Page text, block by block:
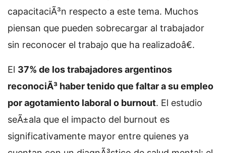
capacitaciÃ³n respecto a este tema. Muchos
piensan que pueden sobrecargar al trabajador
sin reconocer el trabajo que ha realizadoâ€.
El 37% de los trabajadores argentinos
reconociÃ³ haber tenido que faltar a su empleo
por agotamiento laboral o burnout. El estudio
seÃ±ala que el impacto del burnout es
significativamente mayor entre quienes ya